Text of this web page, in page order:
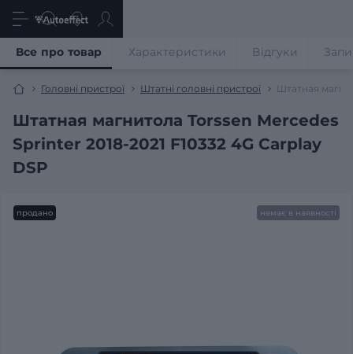
Головні пристрої Штатні головні пристрої Штатная
Штатная магнитола Torssen Mercedes
Sprinter 2018-2021 F10332 4G Carplay
DSP
Все про товар Характеристики Відгуки
продано немає в наявності